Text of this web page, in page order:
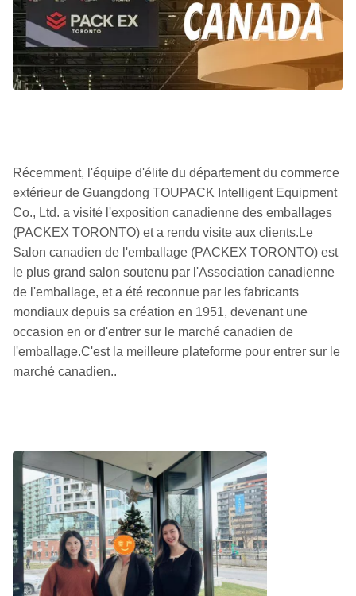
Récemment, l'équipe d'élite du département du commerce
extérieur de Guangdong TOUPACK Intelligent Equipment
Co., Ltd. a visité l'exposition canadienne des emballages
(PACKEX TORONTO) et a rendu visite aux clients.Le
Salon canadien de l'emballage (PACKEX TORONTO) est
le plus grand salon soutenu par l'Association canadienne
de l'emballage, et a été reconnue par les fabricants
mondiaux depuis sa création en 1951, devenant une
occasion en or d'entrer sur le marché canadien de
l'emballage.C'est la meilleure plateforme pour entrer sur le
marché canadien..